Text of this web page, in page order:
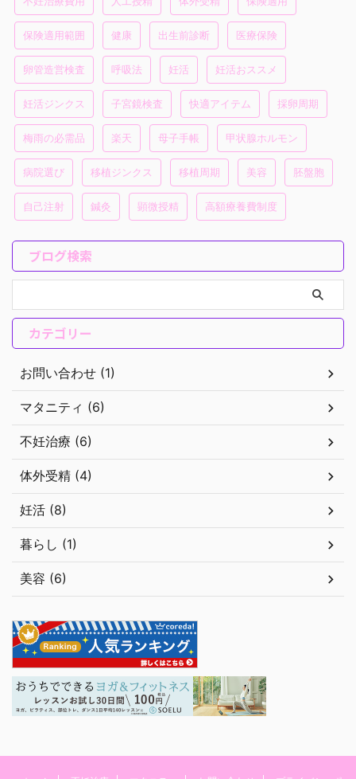
保険適用範囲 健康 出生前診断 医療保険
卵管造営検査 呼吸法 妊活 妊活おススメ
妊活ジンクス 子宮鏡検査 快適アイテム 採卵周期
梅雨の必需品 楽天 母子手帳 甲状腺ホルモン
病院選び 移植ジンクス 移植周期 美容 胚盤胞
自己注射 鍼灸 顕微授精 高額療養費制度
ブログ検索
カテゴリー
お問い合わせ (1)
マタニティ (6)
不妊治療 (6)
体外受精 (4)
妊活 (8)
暮らし (1)
美容 (6)